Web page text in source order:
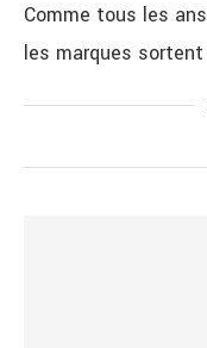
Comme tous les
les marques